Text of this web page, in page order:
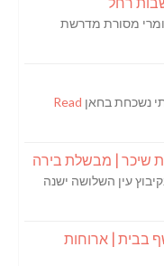
מסורת מדרשת
נשכחת בחאן Read
עין השלושה ישנה
בבית | ארוחות